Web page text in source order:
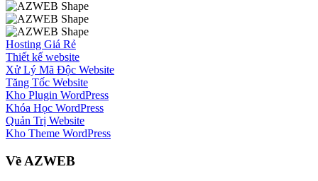
Hosting Giá Rẻ
Thiết kế website
Xử Lý Mã Độc Website
Tăng Tốc Website
Kho Plugin WordPress
Khóa Học WordPress
Quản Trị Website
Kho Theme WordPress
Về AZWEB